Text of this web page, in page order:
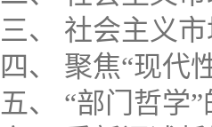
三、 社会主义
四、 聚焦“现代
五、 “部门哲学